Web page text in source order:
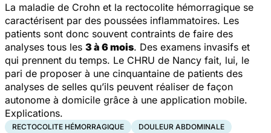
La maladie de Crohn et la rectocolite hémorragique se
caractérisent par des poussées inflammatoires. Les
patients sont donc souvent contraints de faire des
analyses tous les 3 à 6 mois. Des examens invasifs et
qui prennent du temps. Le CHRU de Nancy fait, lui, le
pari de proposer à une cinquantaine de patients des
analyses de selles qu’ils peuvent réaliser de façon
autonome à domicile grâce à une application mobile.
Explications.
RECTOCOLITE HÉMORRAGIQUE
DOULEUR ABDOMINALE